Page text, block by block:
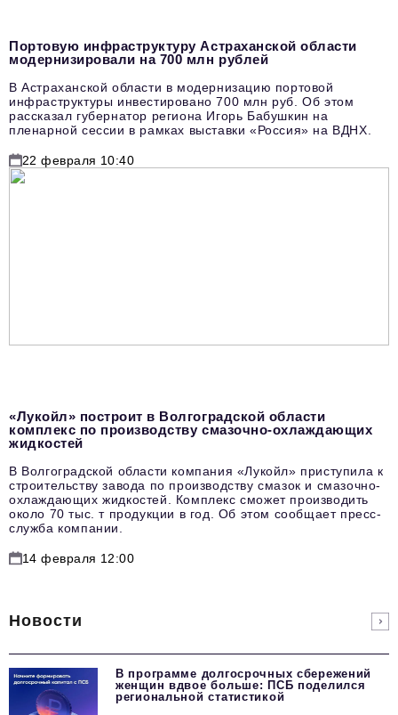
Портовую инфраструктуру Астраханской области
модернизировали на 700 млн рублей
В Астраханской области в модернизацию портовой
инфраструктуры инвестировано 700 млн руб. Об этом
рассказал губернатор региона Игорь Бабушкин на
пленарной сессии в рамках выставки «Россия» на ВДНХ.
22 февраля 10:40
«Лукойл» построит в Волгоградской области
комплекс по производству смазочно-охлаждающих
жидкостей
В Волгоградской области компания «Лукойл» приступила к
строительству завода по производству смазок и смазочно-
охлаждающих жидкостей. Комплекс сможет производить
около 70 тыс. т продукции в год. Об этом сообщает пресс-
служба компании.
14 февраля 12:00
Новости
В программе долгосрочных сбережений
женщин вдвое больше: ПСБ поделился
региональной статистикой